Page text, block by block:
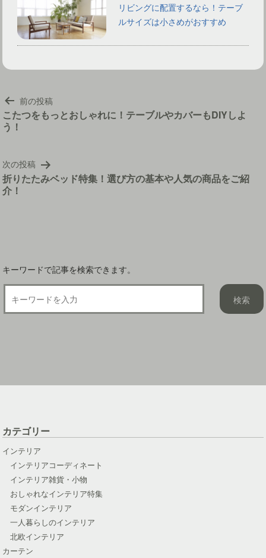
リビングに配置するなら！テーブ
ルサイズは小さめがおすすめ
投
稿
ナ
ゲ
ー
シ
ョ
前の投稿
こたつをもっとおしゃれに！テーブルやカバーもDIYしよ
う！
次の投稿
折りたたみベッド特集！選び方の基本や人気の商品をご紹
介！
キーワードで記事を検索できます。
カテゴリー
インテリア
インテリアコーディネート
インテリア雑貨・小物
おしゃれなインテリア特集
モダンインテリア
一人暮らしのインテリア
北欧インテリア
カーテン